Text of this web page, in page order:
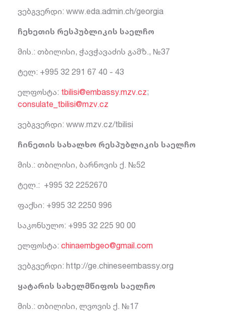
ვებგვერდი: www.eda.admin.ch/georgia
ჩეხეთის რესპუბლიკის საელჩო
მის.: თბილისი, ჭავჭავაძის გამზ., №37
ტელ: +995 32 291 67 40 - 43
ელფოსტა: tbilisi@embassy.mzv.cz;
consulate_tbilisi@mzv.cz
ვებგვერდი: www.mzv.cz/tbilisi
ჩინეთის სახალხო რესპუბლიკის საელჩო
მის.: თბილისი, ბარნოვის ქ. №52
ტელ.: +995 32 2252670
ფაქსი: +995 32 2250 996
საკონსულო: +995 32 225 90 00
ელფოსტა: chinaembgeo@gmail.com
ვებგვერდი: http://ge.chineseembassy.org
ყატარის სახელმწიფოს საელჩო
მის.: თბილისი, ლვოვის ქ. №17